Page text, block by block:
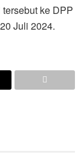
ke DPP
Juli 2024.